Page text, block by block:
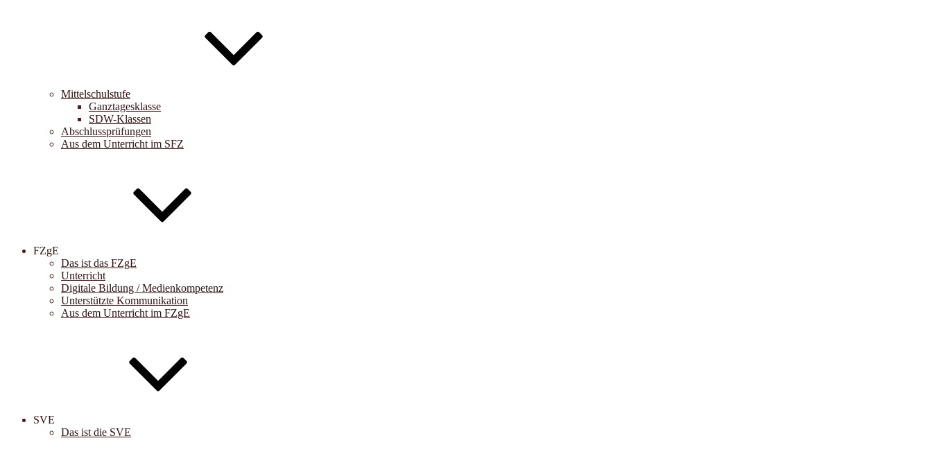
Mittelschulstufe
Ganztagesklasse
SDW-Klassen
Abschlussprüfungen
Aus dem Unterricht im SFZ
FZgE
Das ist das FZgE
Unterricht
Digitale Bildung / Medienkompetenz
Unterstützte Kommunikation
Aus dem Unterricht im FZgE
SVE
Das ist die SVE